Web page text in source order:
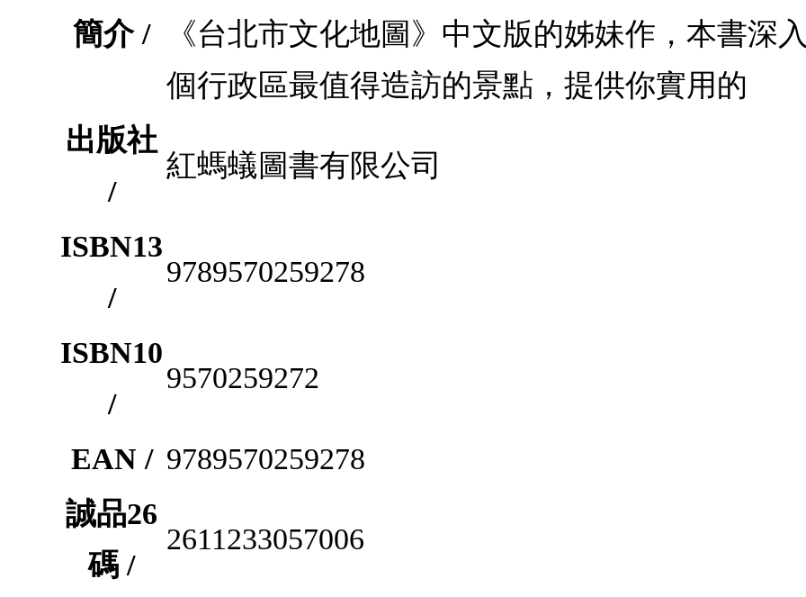
簡介 /
《台北市文化地圖》中文版的姊妹作，本書深
個行政區最值得造訪的景點，提供你實用的
出版社
/
紅螞蟻圖書有限公司
ISBN13
/
9789570259278
ISBN10
/
9570259272
EAN / 9789570259278
誠品26
碼 /
2611233057006